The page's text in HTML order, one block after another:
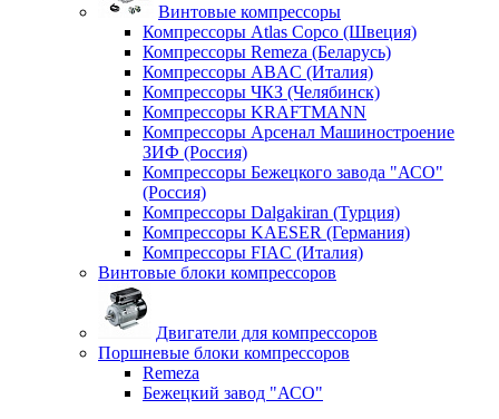
Винтовые компрессоры
Компрессоры Atlas Copco (Швеция)
Компрессоры Remeza (Беларусь)
Компрессоры ABAC (Италия)
Компрессоры ЧКЗ (Челябинск)
Компрессоры KRAFTMANN
Компрессоры Арсенал Машиностроение
ЗИФ (Россия)
Компрессоры Бежецкого завода "АСО"
(Россия)
Компрессоры Dalgakiran (Турция)
Компрессоры KAESER (Германия)
Компрессоры FIAC (Италия)
Винтовые блоки компрессоров
Двигатели для компрессоров
Поршневые блоки компрессоров
Remeza
Бежецкий завод "АСО"